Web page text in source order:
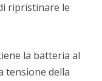
ripristinare le
la batteria al
tensione della